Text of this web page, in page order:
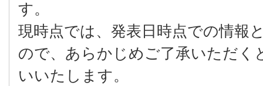
す。
現時点では、発表日時点での情報
ので、あらかじめご了承いただく
いいたします。